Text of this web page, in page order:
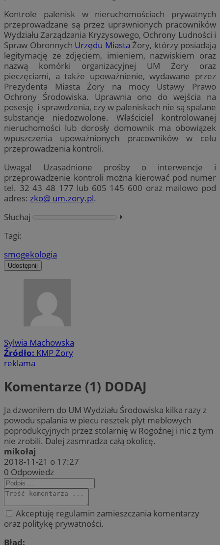
Kontrole palenisk w nieruchomościach prywatnych
przeprowadzane są przez uprawnionych pracowników
Wydziału Zarządzania Kryzysowego, Ochrony Ludności i
Spraw Obronnych Urzędu Miasta Żory, którzy posiadają
legitymację ze zdjęciem, imieniem, nazwiskiem oraz
nazwą komórki organizacyjnej UM Żory oraz
pieczęciami, a także upoważnienie, wydawane przez
Prezydenta Miasta Żory na mocy Ustawy Prawo
Ochrony Środowiska. Uprawnia ono do wejścia na
posesję i sprawdzenia, czy w paleniskach nie są spalane
substancje niedozwolone. Właściciel kontrolowanej
nieruchomości lub dorosły domownik ma obowiązek
wpuszczenia upoważnionych pracowników w celu
przeprowadzenia kontroli.
Uwaga! Uzasadnione prośby o interwencje i
przeprowadzenie kontroli można kierować pod numer
tel. 32 43 48 177 lub 605 145 600 oraz mailowo pod
adres: zko@ um.zory.pl.
Słuchaj
⏵︎
Tagi:
smogekologia
Udostępnij
Sylwia Machowska
Źródło: KMP Żory
reklama
Komentarze (1) DODAJ
Ja dzwoniłem do UM Wydziału Środowiska kilka razy z
powodu spalania w piecu resztek plyt meblowych
poprodukcyjnych przez stolarnię w Rogoźnej i nic z tym
nie zrobili. Dalej zasmradza całą okolicę.
mikołaj
2018-11-21 o 17:27
0 Odpowiedz
Akceptuję regulamin zamieszczania komentarzy
oraz politykę prywatności.
Błąd: